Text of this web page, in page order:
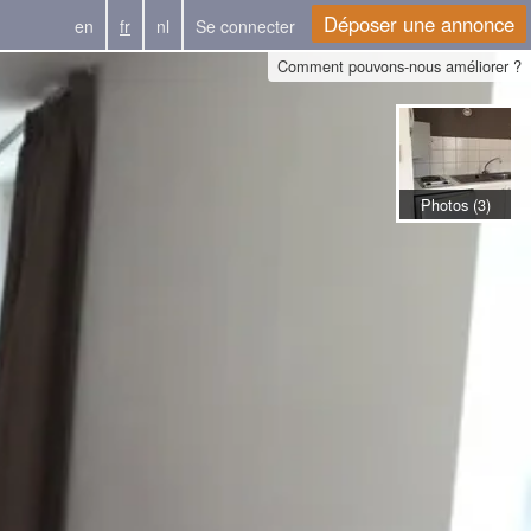
en fr nl Se connecter Déposer une annonce
Comment pouvons-nous améliorer ?